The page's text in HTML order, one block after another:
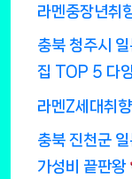
라멘중장년취
충북 청주시
집 TOP 5 다
라멘Z세대취
충북 진천군
가성비 끝판왕